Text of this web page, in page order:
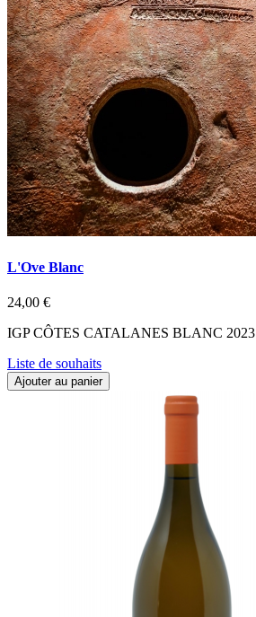
L'Ove Blanc
24,00 €
IGP CÔTES CATALANES BLANC 2023
Liste de souhaits
Ajouter au panier